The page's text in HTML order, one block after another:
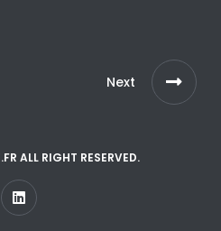
Next
ALL RIGHT RESERVED.